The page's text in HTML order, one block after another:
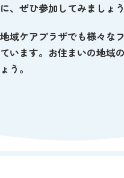
に、ぜひ参加してみましょう
地域ケアプラザでも様々な
ています。お住まいの地域の
ょう。